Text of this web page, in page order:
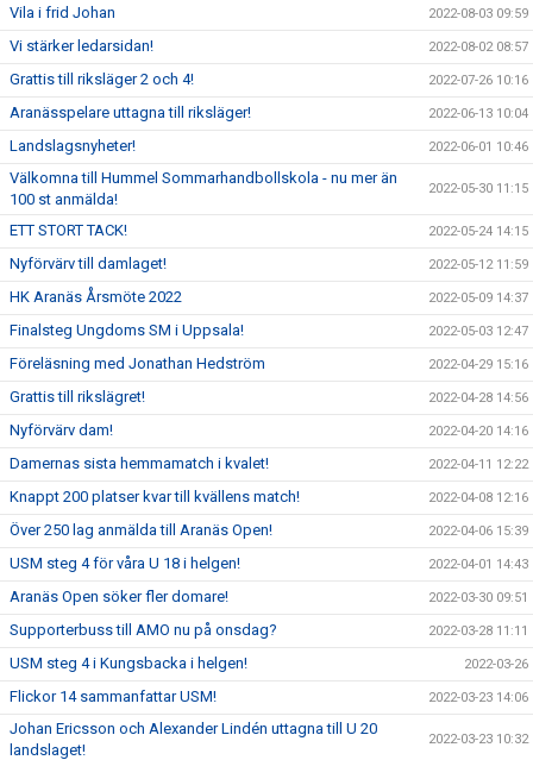
Vila i frid Johan 2022-08-03 09:59
Vi stärker ledarsidan! 2022-08-02 08:57
Grattis till riksläger 2 och 4! 2022-07-26 10:16
Aranässpelare uttagna till riksläger! 2022-06-13 10:04
Landslagsnyheter! 2022-06-01 10:46
Välkomna till Hummel Sommarhandbollskola - nu mer än
100 st anmälda!
2022-05-30 11:15
ETT STORT TACK! 2022-05-24 14:15
Nyförvärv till damlaget! 2022-05-12 11:59
HK Aranäs Årsmöte 2022 2022-05-09 14:37
Finalsteg Ungdoms SM i Uppsala! 2022-05-03 12:47
Föreläsning med Jonathan Hedström 2022-04-29 15:16
Grattis till rikslägret! 2022-04-28 14:56
Nyförvärv dam! 2022-04-20 14:16
Damernas sista hemmamatch i kvalet! 2022-04-11 12:22
Knappt 200 platser kvar till kvällens match! 2022-04-08 12:16
Över 250 lag anmälda till Aranäs Open! 2022-04-06 15:39
USM steg 4 för våra U 18 i helgen! 2022-04-01 14:43
Aranäs Open söker fler domare! 2022-03-30 09:51
Supporterbuss till AMO nu på onsdag? 2022-03-28 11:11
USM steg 4 i Kungsbacka i helgen! 2022-03-26
Flickor 14 sammanfattar USM! 2022-03-23 14:06
Johan Ericsson och Alexander Lindén uttagna till U 20
landslaget!
2022-03-23 10:32